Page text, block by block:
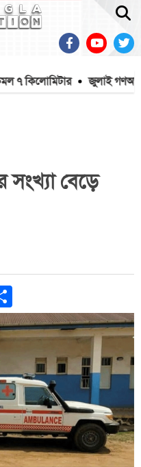
কিলোমিটার জুলাই
বেড়ে